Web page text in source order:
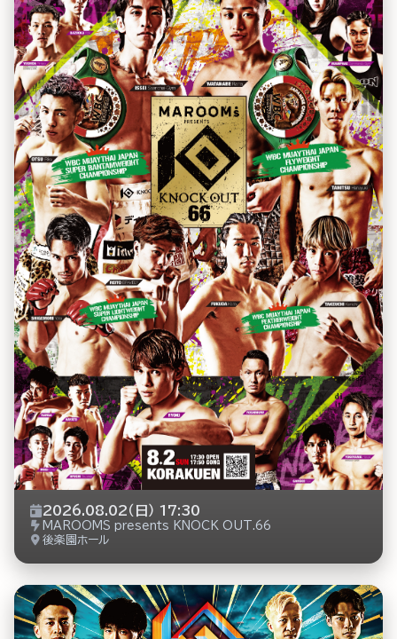
2026.08.02（日） 17:30
MAROOMS presents KNOCK OUT.66
後楽園ホール